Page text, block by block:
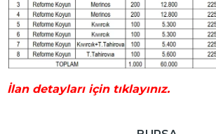
İlan detayları için tıklayınız.